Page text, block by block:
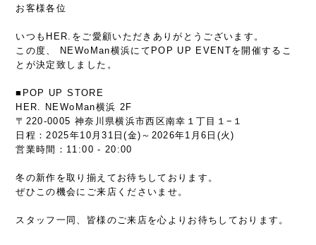
お客様各位
いつもHER.をご愛顧いただきありがとうございます。
この度、 NEWoMan横浜にてPOP UP EVENTを開催するこ
とが決定致しました。
■POP UP STORE
HER. NEWoMan横浜 2F
〒220-0005 神奈川県横浜市西区南幸１丁目１−１
日程：2025年10月31日(金)～2026年1月6日(火)
営業時間：11:00 - 20:00
冬の新作を取り揃えてお待ちしております。
ぜひこの機会にご来店くださいませ。
スタッフ一同、皆様のご来店を心よりお待ちしております。